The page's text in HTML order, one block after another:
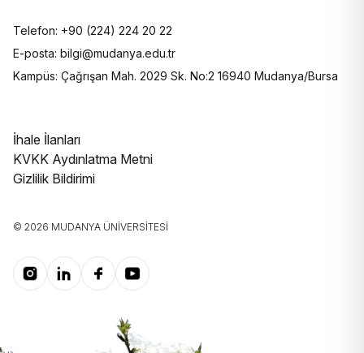
Telefon: +90 (224) 224 20 22
E-posta: bilgi@mudanya.edu.tr
Kampüs: Çağrışan Mah. 2029 Sk. No:2 16940 Mudanya/Bursa
İhale İlanları
KVKK Aydınlatma Metni
Gizlilik Bildirimi
© 2026 MUDANYA ÜNIVERSITESI